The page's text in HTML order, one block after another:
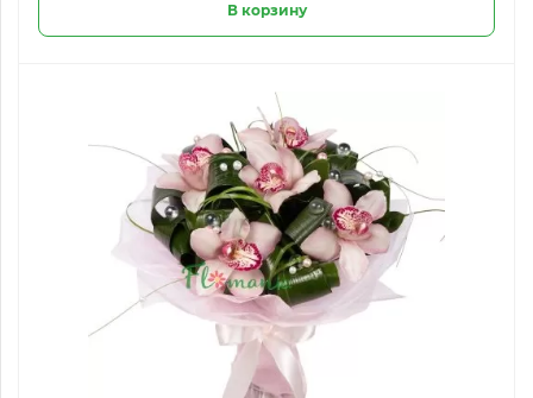
В корзину